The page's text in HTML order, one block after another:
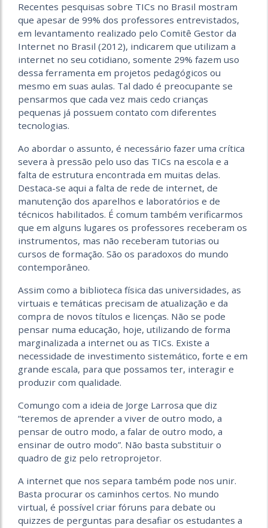
Recentes pesquisas sobre TICs no Brasil mostram
que apesar de 99% dos professores entrevistados,
em levantamento realizado pelo Comitê Gestor da
Internet no Brasil (2012), indicarem que utilizam a
internet no seu cotidiano, somente 29% fazem uso
dessa ferramenta em projetos pedagógicos ou
mesmo em suas aulas. Tal dado é preocupante se
pensarmos que cada vez mais cedo crianças
pequenas já possuem contato com diferentes
tecnologias.
Ao abordar o assunto, é necessário fazer uma crítica
severa à pressão pelo uso das TICs na escola e a
falta de estrutura encontrada em muitas delas.
Destaca-se aqui a falta de rede de internet, de
manutenção dos aparelhos e laboratórios e de
técnicos habilitados. É comum também verificarmos
que em alguns lugares os professores receberam os
instrumentos, mas não receberam tutorias ou
cursos de formação. São os paradoxos do mundo
contemporâneo.
Assim como a biblioteca física das universidades, as
virtuais e temáticas precisam de atualização e da
compra de novos títulos e licenças. Não se pode
pensar numa educação, hoje, utilizando de forma
marginalizada a internet ou as TICs. Existe a
necessidade de investimento sistemático, forte e em
grande escala, para que possamos ter, interagir e
produzir com qualidade.
Comungo com a ideia de Jorge Larrosa que diz
“teremos de aprender a viver de outro modo, a
pensar de outro modo, a falar de outro modo, a
ensinar de outro modo”. Não basta substituir o
quadro de giz pelo retroprojetor.
A internet que nos separa também pode nos unir.
Basta procurar os caminhos certos. No mundo
virtual, é possível criar fóruns para debate ou
quizzes de perguntas para desafiar os estudantes a